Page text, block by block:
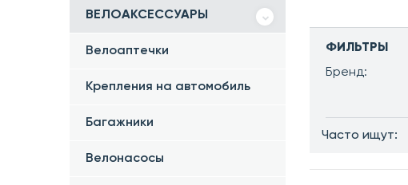
ВЕЛОАКСЕССУАРЫ
Велоаптечки
Крепления на автомобиль
Багажники
Велонасосы
ФИЛЬТРЫ
Бренд:
Часто ищут: